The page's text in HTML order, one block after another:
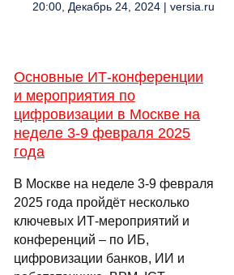
20:00, Декабрь 24, 2024 | versia.ru
Основные ИТ-конференции
и мероприятия по
цифровизации в Москве на
неделе 3-9 февраля 2025
года
В Москве на неделе 3-9 февраля
2025 года пройдёт несколько
ключевых ИТ-мероприятий и
конференций – по ИБ,
цифровизации банков, ИИ и